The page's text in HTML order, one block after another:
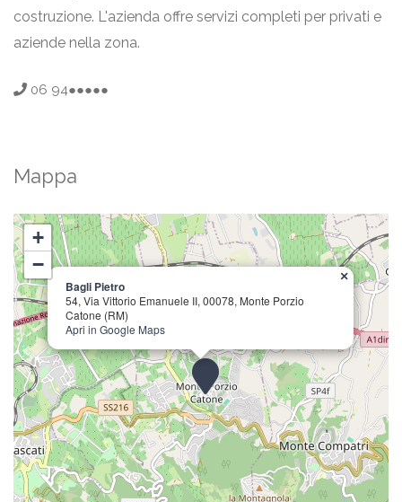
costruzione. L'azienda offre servizi completi per privati e
aziende nella zona.
06 94●●●●●
Mappa
Bagli Pietro
54, Via Vittorio Emanuele II, 00078, Monte Porzio
Catone (RM)
Apri in Google Maps
×
+
−